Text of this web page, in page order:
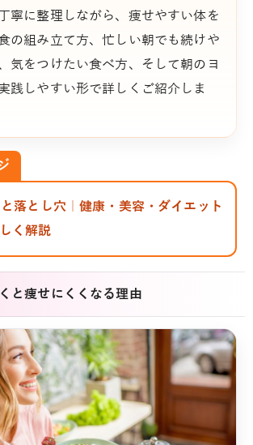
寧に整理しながら、痩せやすい体を
の組み立て方、忙しい朝でも続けや
気をつけたい食べ方、そして朝のヨ
践しやすい形で詳しくご紹介しま
落とし穴｜健康・美容・ダイエット
く解説
と痩せにくくなる理由